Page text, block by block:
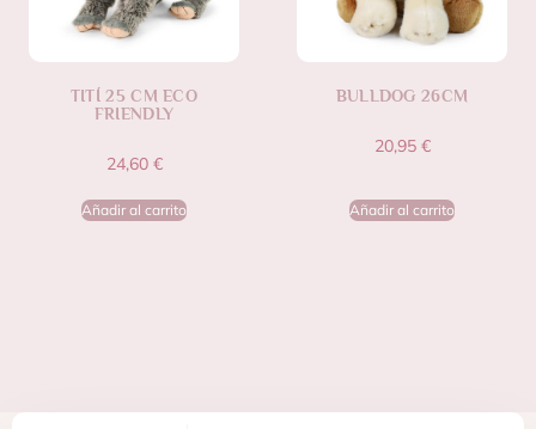
TITÍ 25 CM ECO
FRIENDLY
24,60 €
Añadir al carrito
BULLDOG 26CM
20,95 €
Añadir al carrito